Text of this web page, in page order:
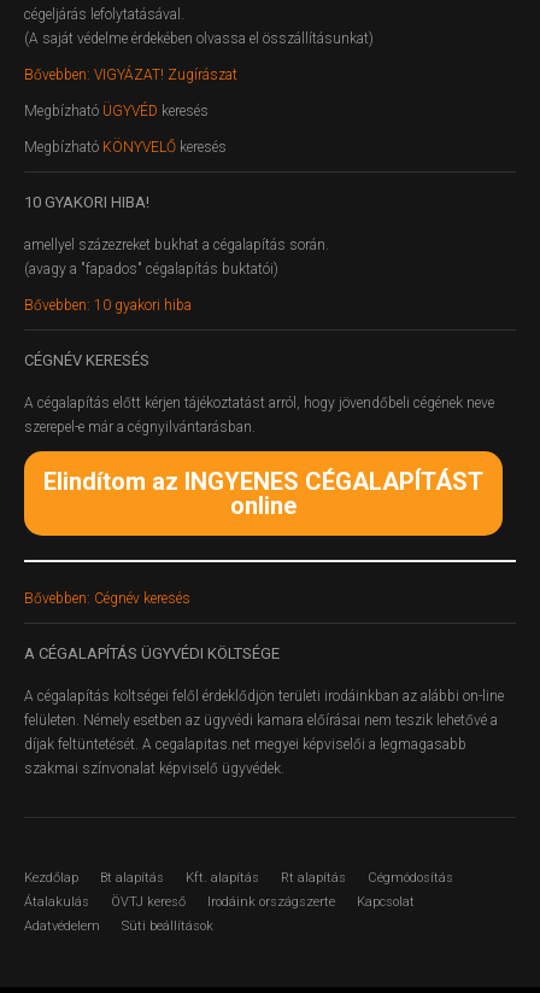
cégeljárás lefolytatásával.
(A saját védelme érdekében olvassa el összállításunkat)
Bővebben: VIGYÁZAT! Zugírászat
Megbízható ÜGYVÉD keresés
Megbízható KÖNYVELŐ keresés
10 GYAKORI HIBA!
amellyel százezreket bukhat a cégalapítás során.
(avagy a "fapados" cégalapítás buktatói)
Bővebben: 10 gyakori hiba
CÉGNÉV KERESÉS
A cégalapítás előtt kérjen tájékoztatást arról, hogy jövendőbeli cégének neve
szerepel-e már a cégnyilvántarásban.
Elindítom az INGYENES CÉGALAPÍTÁST
online
Bővebben: Cégnév keresés
A CÉGALAPÍTÁS ÜGYVÉDI KÖLTSÉGE
A cégalapítás költségei felől érdeklődjön területi irodáinkban az alábbi on-line
felületen. Némely esetben az ügyvédi kamara előírásai nem teszik lehetővé a
díjak feltüntetését. A cegalapitas.net megyei képviselői a legmagasabb
szakmai színvonalat képviselő ügyvédek.
Kezdőlap Bt alapítás Kft. alapítás Rt alapítás
Cégmódosítás
Átalakulás
ÖVTJ kereső Irodáink országszerte
Kapcsolat
Adatvédelem
Süti beállítások